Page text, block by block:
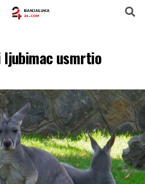
ljubimac usmrtio